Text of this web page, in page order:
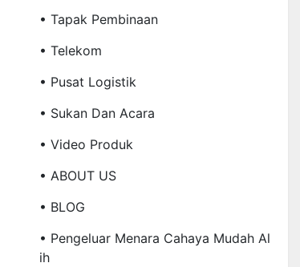
• Tapak Pembinaan
• Telekom
• Pusat Logistik
• Sukan Dan Acara
• Video Produk
• ABOUT US
• BLOG
• Pengeluar Menara Cahaya Mudah Al
Ih